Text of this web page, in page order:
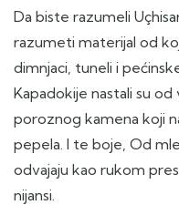
Da biste razumeli
razumeti materijal od
dimnjaci, tuneli i
Kapadokije nastali su
poroznog kamena koji
pepela. I te boje, Od
odvajaju kao rukom
nijansi.